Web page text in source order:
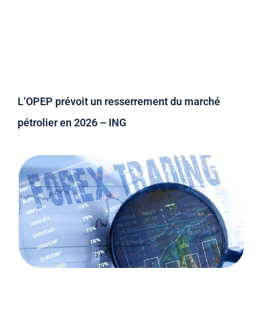
L’OPEP prévoit un resserrement du marché
pétrolier en 2026 – ING